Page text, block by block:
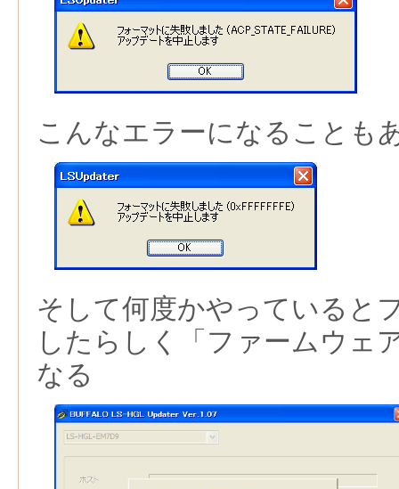
こんなエラーになることも
そして何度かやっていると
したらしく「ファームウェ
なる